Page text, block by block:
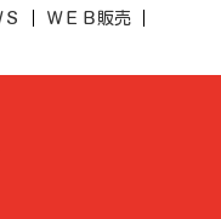
ＷＥＢ販売